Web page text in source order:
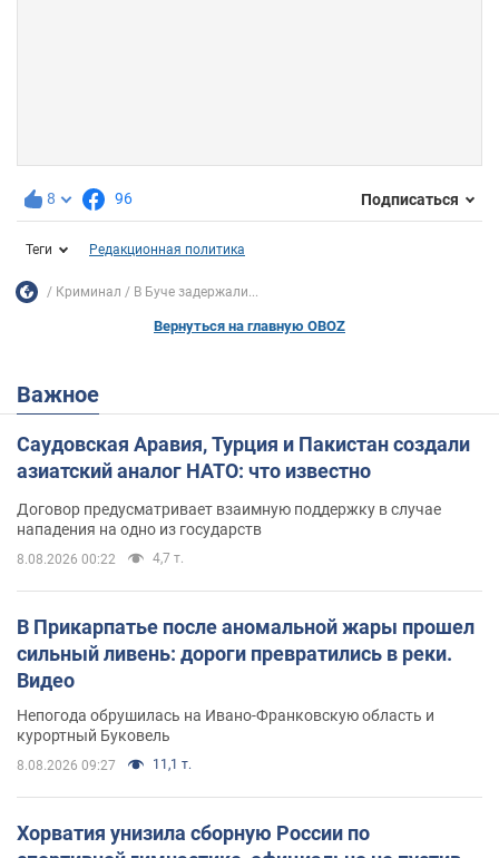
8 96 Подписаться
Теги Редакционная политика
Криминал В Буче задержали...
Вернуться на главную OBOZ
Важное
Саудовская Аравия, Турция и Пакистан создали
азиатский аналог НАТО: что известно
Договор предусматривает взаимную поддержку в случае
нападения на одно из государств
8.08.2026 00:22 4,7 т.
В Прикарпатье после аномальной жары прошел
сильный ливень: дороги превратились в реки.
Видео
Непогода обрушилась на Ивано-Франковскую область и
курортный Буковель
8.08.2026 09:27 11,1 т.
Хорватия унизила сборную России по